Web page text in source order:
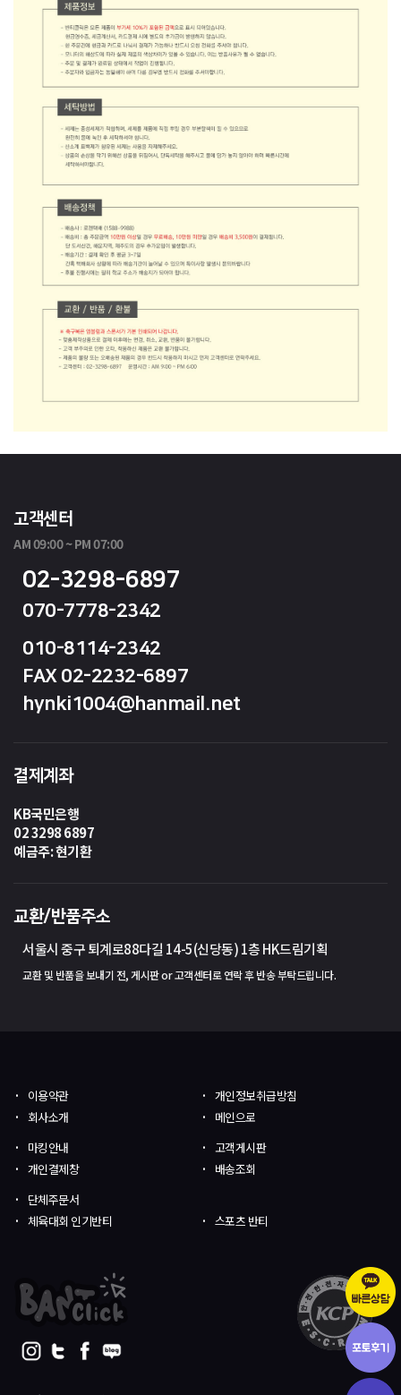
고객센터
AM 09:00 ~ PM 07:00
02-3298-6897
070-7778-2342
010-8114-2342
FAX 02-2232-6897
hynki1004@hanmail.net
결제계좌
KB국민은행
02 3298 6897
예금주: 현기환
교환/반품주소
서울시 중구 퇴계로88다길 14-5(신당동) 1층 HK드림기획
교환 및 반품을 보내기 전, 게시판 or 고객센터로 연락 후 반송 부탁드립니다.
이용약관
개인정보취급방침
회사소개
메인으로
마킹안내
고객게시판
개인결제창
배송조회
단체주문서
체육대회 인기반티
스포츠 반티